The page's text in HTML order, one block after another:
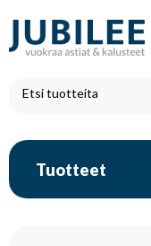
Tuotteet